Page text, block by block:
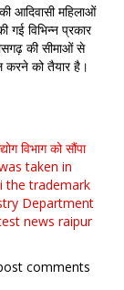
आदिवासी महिलाओं
गई विभिन्न प्रकार
की सीमाओं से
करने को तैयार है।
विभाग को सौंपा
was taken in
the trademark
Department
news raipur
comments